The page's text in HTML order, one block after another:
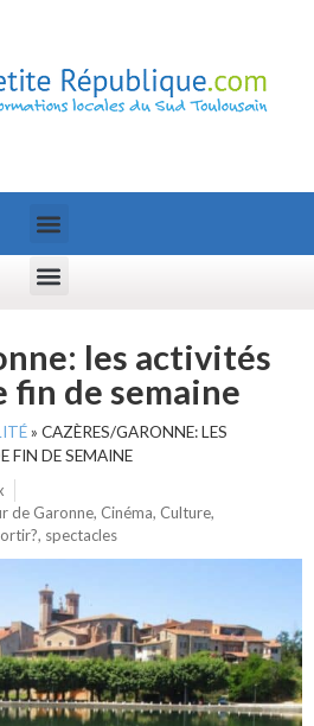
les activités
de semaine
» CAZÈRES/GARONNE: LES
FIN DE SEMAINE
de Garonne, Cinéma, Culture,
, spectacles